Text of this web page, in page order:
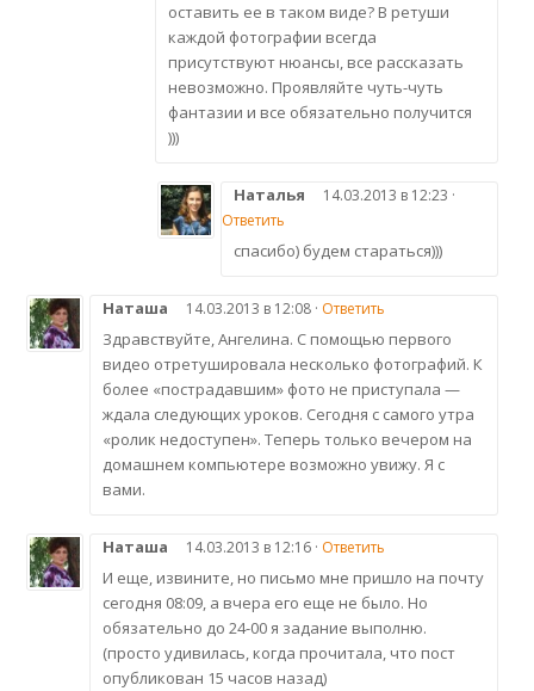
оставить ее в таком виде? В ретуши
каждой фотографии всегда
присутствуют нюансы, все рассказать
невозможно. Проявляйте чуть-чуть
фантазии и все обязательно получится
)))
Наталья
14.03.2013 в 12:23 ·
Ответить
спасибо) будем стараться)))
Наташа 14.03.2013 в 12:08 · Ответить
Здравствуйте, Ангелина. С помощью первого
видео отретушировала несколько фотографий. К
более «пострадавшим» фото не приступала —
ждала следующих уроков. Сегодня с самого утра
«ролик недоступен». Теперь только вечером на
домашнем компьютере возможно увижу. Я с
вами.
Наташа 14.03.2013 в 12:16 · Ответить
И еще, извините, но письмо мне пришло на почту
сегодня 08:09, а вчера его еще не было. Но
обязательно до 24-00 я задание выполню.
(просто удивилась, когда прочитала, что пост
опубликован 15 часов назад)